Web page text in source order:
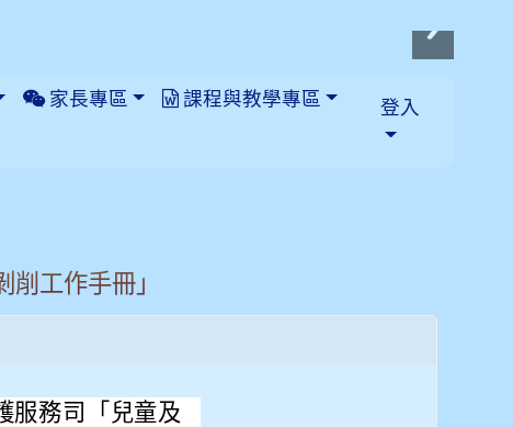
家長專區 課程與教學專區 登入
削工作手冊」
服務司「兒童及